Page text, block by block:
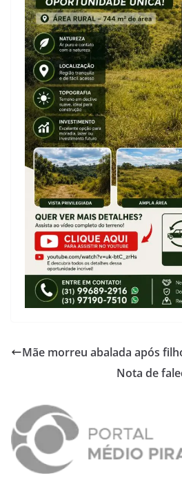
Mãe morreu abalada após
Nota de